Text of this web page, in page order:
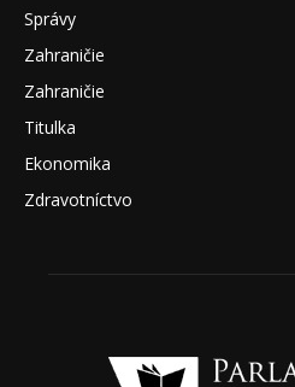
Správy
Zahraničie
Zahraničie
Titulka
Ekonomika
Zdravotníctvo